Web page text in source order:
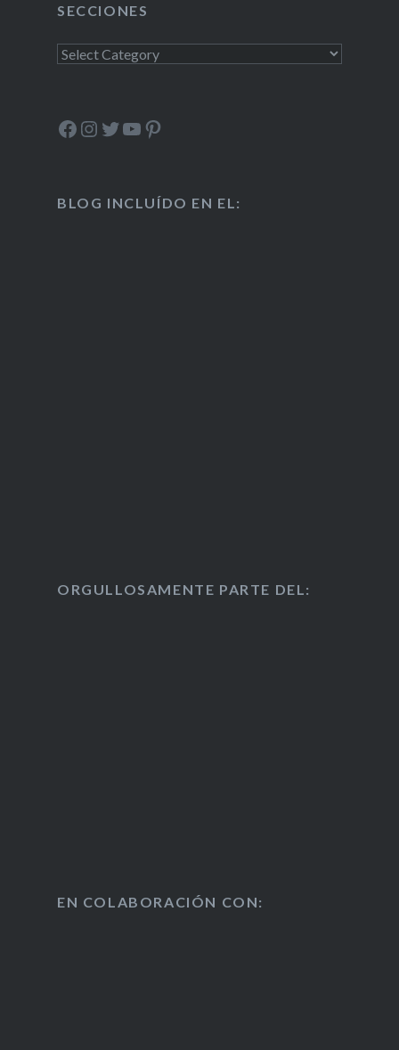
SECCIONES
Secciones
Facebook
Instagram
Twitter
YouTube
Pinterest
BLOG INCLUÍDO EN EL:
ORGULLOSAMENTE PARTE DEL:
EN COLABORACIÓN CON: